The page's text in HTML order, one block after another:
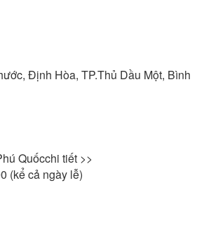
Định Hòa, TP.Thủ Dầu Một, Bình
Quốcchi tiết >>
(kể cả ngày lễ)